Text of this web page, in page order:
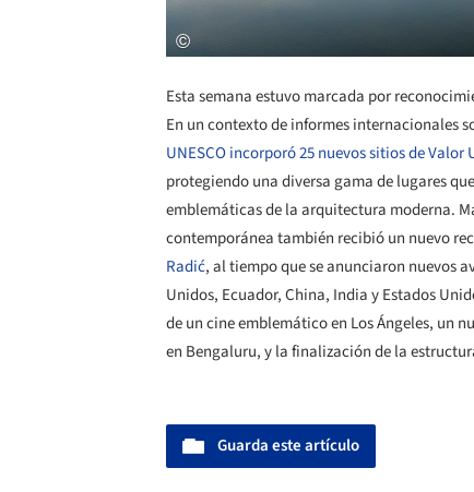
Esta semana estuvo marcada por
En un contexto de informes internacionales
UNESCO incorporó 25 nuevos sitios de
protegiendo una diversa gama de lugares
emblemáticas de la arquitectura moderna.
contemporánea también recibió un nuevo
Radić, al tiempo que se anunciaron nuevos
Unidos, Ecuador, China, India y Estados
de un cine emblemático en Los Ángeles, un
en Bengaluru, y la finalización de la
Guarda este artículo